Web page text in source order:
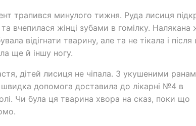
трапився минулого тижня. Руда лисиця
та вчепилася жінці зубами в гомілку. Налякана
відігнати тварину, але та не тікала і після
ще й іншу ногу.
дітей лисиця не чіпала. З укушеними
швидка допомога доставила до лікарні №4 в
Чи була ця тварина хвора на сказ, поки що